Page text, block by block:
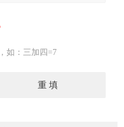
如：三加四=7